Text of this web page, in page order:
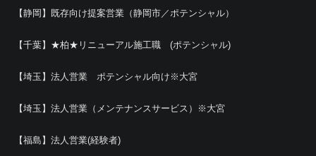
【静岡】既存向け提案営業（静岡市／ポテンシャル）
【千葉】★柏★リニューアル施工職 (ポテンシャル)
【埼玉】法人営業 ポテンシャル向け※大宮
【埼玉】法人営業（メンテナンスサービス）※大宮
【福島】法人営業(経験者)